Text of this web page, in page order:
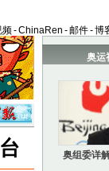
频-ChinaRen -邮件-博
奥运
奥组委详